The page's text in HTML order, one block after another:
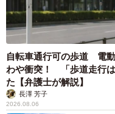
自転車通行可の歩道 電
わや衝突！ 「歩道走行
た【弁護士が解説】
長澤 芳子
2026.08.06